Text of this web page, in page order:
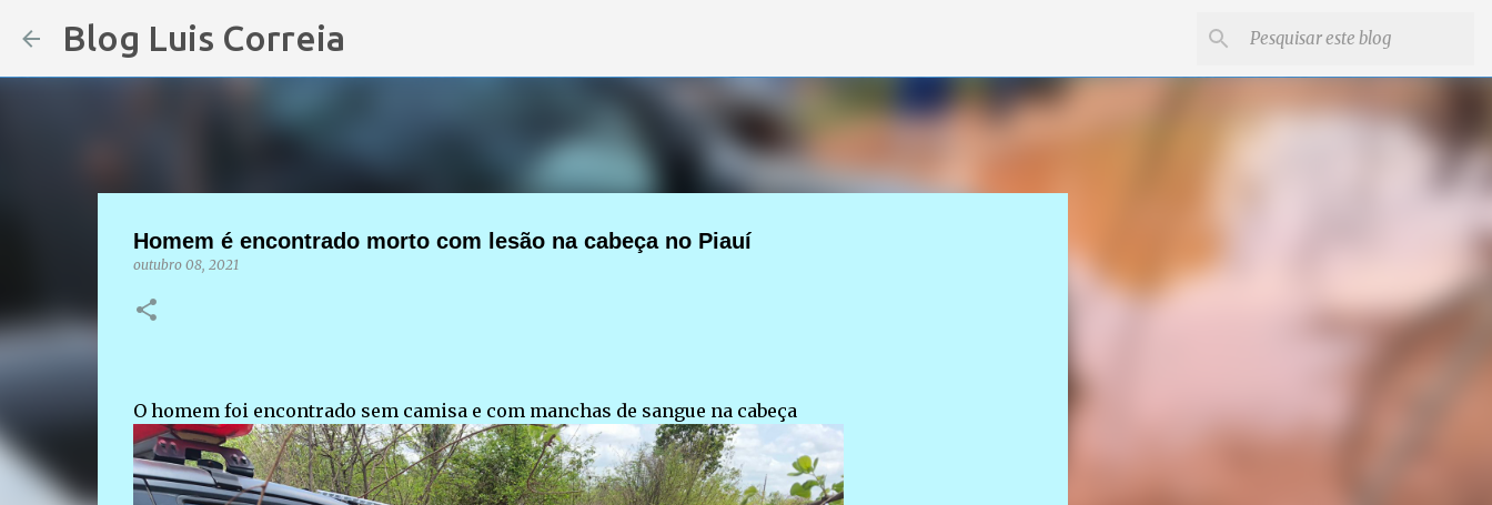
Blog Luis Correia
Homem é encontrado morto com lesão na cabeça no Piauí
outubro 08, 2021
O homem foi encontrado sem camisa e com manchas de sangue na cabeça